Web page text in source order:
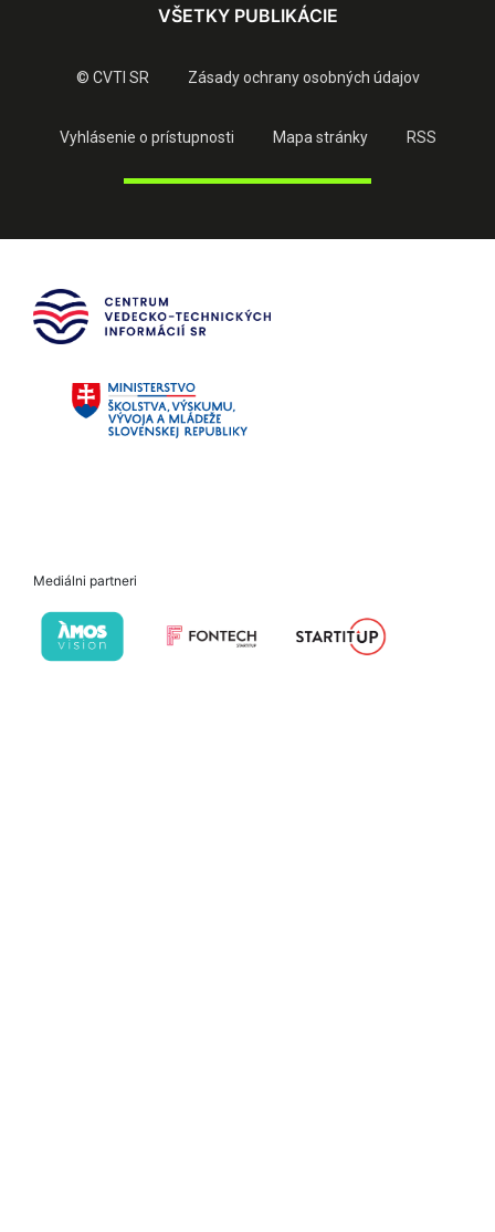
VŠETKY PUBLIKÁCIE
© CVTI SR Zásady ochrany osobných údajov
Vyhlásenie o prístupnosti Mapa stránky RSS
Mediálni partneri